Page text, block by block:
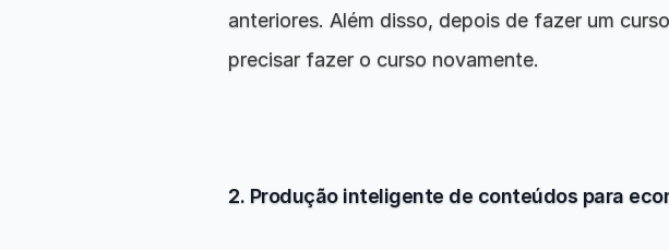
anteriores. Além disso, depois de fazer um
precisar fazer o curso novamente.
2. Produção inteligente de conteúdos para